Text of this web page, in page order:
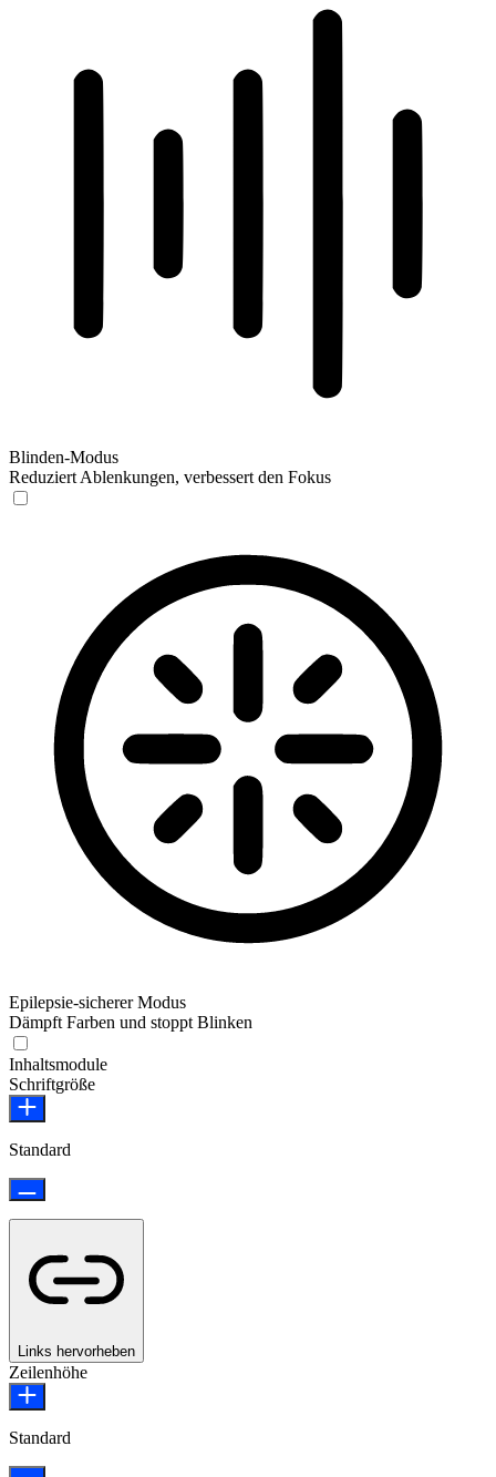
Blinden-Modus
Reduziert Ablenkungen, verbessert den Fokus
Epilepsie-sicherer Modus
Dämpft Farben und stoppt Blinken
Inhaltsmodule
Schriftgröße
Standard
Links hervorheben
Zeilenhöhe
Standard